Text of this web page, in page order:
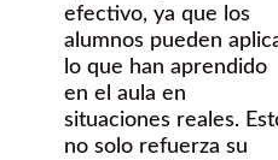
efectivo, ya que los
alumnos pueden
lo que han aprendido
en el aula en
situaciones reales.
no solo refuerza su